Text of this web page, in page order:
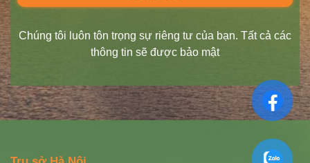
Chúng tôi luôn tôn trọng sự riêng tư của bạn. Tất cả các
thông tin sẽ được bảo mật